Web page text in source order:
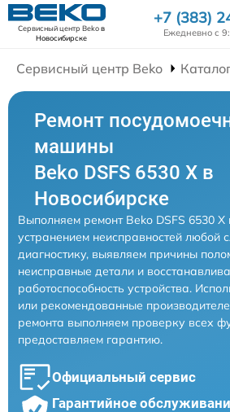
Сервисный центр Bekoв
Новосибирске
+7 (383)
Ежедневно с
Сервисный центр Beko
Ремонт
машины
Beko DSFS 6530 X в
Новосибирске
Выполняем ремонт Beko DSFS 6530 X
устранением неисправностей любой
диагностику, выявляем причины
неисправные детали и
работоспособность устройства.
или рекомендованные
ремонта выполняем проверку всех
предоставляем гарантию.
Официальный сервис
Гарантийное